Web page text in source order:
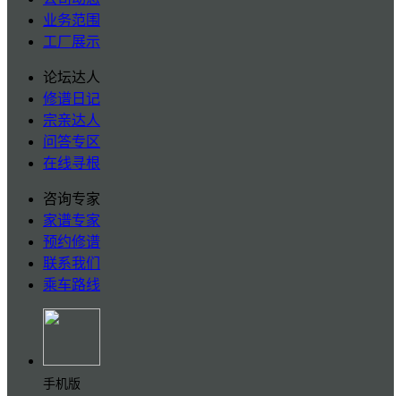
业务范围
工厂展示
论坛达人
修谱日记
宗亲达人
问答专区
在线寻根
咨询专家
家谱专家
预约修谱
联系我们
乘车路线
手机版